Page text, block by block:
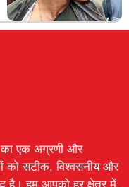
एक अग्रणी और
को सटीक, विश्वसनीय और